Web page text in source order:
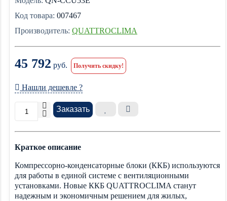
Код товара: 007467
Производитель: QUATTROCLIMA
45 792 руб. Получить скидку!
Нашли дешевле ?
Заказать
Краткое описание
Компрессорно-конденсаторные блоки (ККБ) используются
для работы в единой системе с вентиляционными
установками. Новые ККБ QUATTROCLIMA станут
надежным и экономичным решением для жилых,